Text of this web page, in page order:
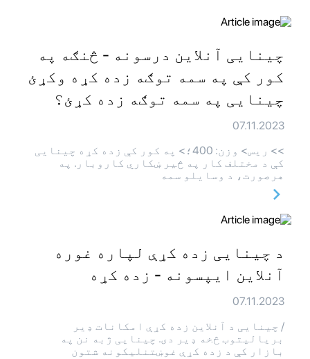
چینایی آنلاین درسونه - څنګه په
کور کې په سمه توګه زده کړه وکړئ
چینایی په سمه توګه زده کړئ؟
07.11.2023
>> ريس> وزن: 400؛> په کور کې زده کړه چینایی
کې د مختلف کار په څیر ښکاري کاروبار. په
هرصورت، د وسایلو سمه
د چینایی زده کړې لپاره غوره
آنلاین ایپسونه - زده کړه
07.11.2023
/ چینایی د آنلاین زده کړې امکانات ډیر
بریالیتوب څخه ډیر دی. چینایی ژبه نن په
بازار کې د زده کړې غوښتنلیکونه شتون